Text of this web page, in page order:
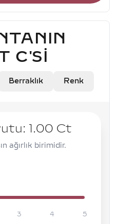
C'SI
Berraklık Renk
1.00 Ct
ağırlık birimidir.
3 4 5